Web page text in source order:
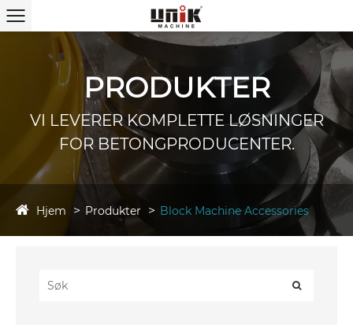
PRODUKTER
VI LEVERER KOMPLETTE LØSNINGER
FOR BETONGPRODUCENTER.
Hjem Produkter Block Machine Accessories